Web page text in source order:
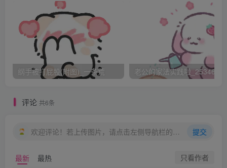
说，上车饺子下车面。二爷舒服地吃完了香喷喷的面，喝尽
了热乎乎的汤，抬头看看几个侍立两旁的丫头，挥挥手说：
“你们吃吧！”然后慢步到露天天台上，吧嗒起他的香烟。
大丫头抱着几个人几天的工作报告跟随过去给二爷批阅。
几个丫头轻手轻脚地盛了面，静静地吃着，没人敢出
这个，三丫头可没少挨抽，现在也练出来了。最慢的三丫头
矩地站好，等着二爷地吩咐。丫头们并排站着，腿微微分
个是二爷家的规矩，在二爷面前丫头站立时，必须是这样的
纲手被打屁股(附图)_一条荒 老公的家法实践啦
评论 共6条
欢迎评论！若上传图片，请点击左侧导航栏的图床工具，获取图片链接。 提交
最新 最热 只看作者